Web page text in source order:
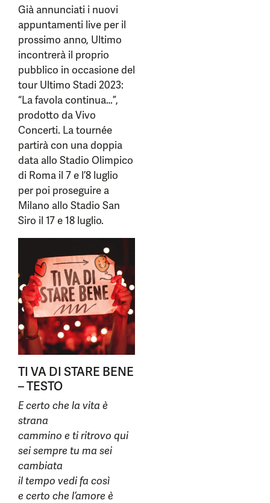
Già annunciati i nuovi
appuntamenti live per il
prossimo anno, Ultimo
incontrerà il proprio
pubblico in occasione del
tour Ultimo Stadi 2023:
“La favola continua…”,
prodotto da Vivo
Concerti. La tournée
partirà con una doppia
data allo Stadio Olimpico
di Roma il 7 e l’8 luglio
per poi proseguire a
Milano allo Stadio San
Siro il 17 e 18 luglio.
TI VA DI STARE BENE
– TESTO
E certo che la vita è
strana
cammino e ti ritrovo qui
sei sempre tu ma sei
cambiata
il tempo vedi fa così
e certo che l’amore è